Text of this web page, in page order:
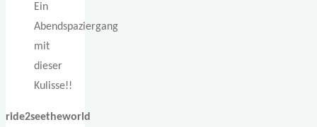
Ein
Abendspaziergang
mit
dieser
Kulisse!!
ride2seetheworld